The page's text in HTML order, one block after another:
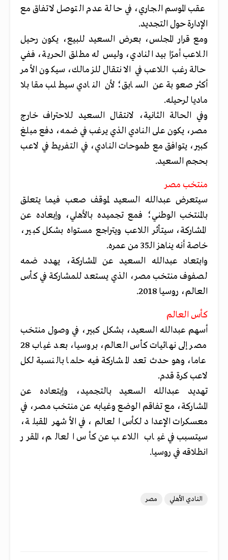
عقب الموسم الجاري، في حالة عدم التوصل لاتفاق مع
الإدارة حول التجديد.
ومع قرار المجلس، بعرض السعيد للبيع، يكون رحيل
اللاعب أمرًا بيد النادي، وليس له مطلق الحرية، ففي
حالة رغب اللاعب في الانتقال للزمالك، سيكون الأمر
أكثر صعوبة عن السابق؛ لأن النادي سيطلب مقابلا
ماديا لرحيله.
وفي الحالة الثانية، لانتقال السعيد للاحتراف خارج
مصر، يكون على النادي الذي يرغب في ضمه، دفع مبلغ
كبير، يتوافق مع طموحات النادي، في التفريط في لاعب
بحجم السعيد.
منتخب مصر
سيتعرض عبدالله السعيد لموقف صعب فيما يتعلق
بالمنتخب الوطني؛ فمع تجميده بالأهلي، وإبعاده عن
المشاركة، سيتأثر اللاعب ويتراجع مستواه بشكل كبير،
خاصة أنه يناهز الـ35 من عمره.
وابتعاد عبدالله السعيد عن المشاركة، يهدد ضمه
لصفوف منتخب مصر، الذي يستعد للمشاركة في كأس
العالم، روسيا 2018.
كأس العالم
أسهم عبدالله السعيد، بشكل كبير، في وصول منتخب
مصر إلى نهائيات كأس العالم، بروسيا، بعد غياب 28
عاما، وهو حدث تعد المشاركة فيه حلما بالنسبة لكل
لاعب كرة قدم.
تهديد عبدالله السعيد بالتجميد، وإبتعاده عن
المشاركة، مع تفاقم الوضع وغيابه عن منتخب مصر، في
معسكرات الإعداد لكأس العالم، في الأشهر المقبلة،
سيتسبب في غياب اللاعب عن كأس العالم، المقرر
انطلاقه في روسيا.
النادي الأهلي مصر